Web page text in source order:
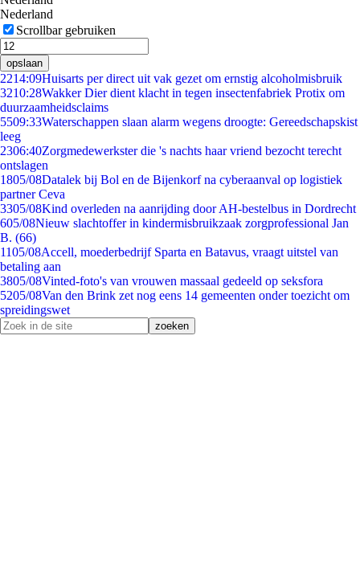
Nederland
Scrollbar gebruiken
opslaan
2214:09Huisarts per direct uit vak gezet om ernstig alcoholmisbruik
3210:28Wakker Dier dient klacht in tegen insectenfabriek Protix om
duurzaamheidsclaims
5509:33Waterschappen slaan alarm wegens droogte: Gereedschapskist
leeg
2306:40Zorgmedewerkster die 's nachts haar vriend bezocht terecht
ontslagen
1805/08Datalek bij Bol en de Bijenkorf na cyberaanval op logistiek
partner Ceva
3305/08Kind overleden na aanrijding door AH-bestelbus in Dordrecht
605/08Nieuw slachtoffer in kindermisbruikzaak zorgprofessional Jan
B. (66)
1105/08Accell, moederbedrijf Sparta en Batavus, vraagt uitstel van
betaling aan
3805/08Vinted-foto's van vrouwen massaal gedeeld op seksfora
5205/08Van den Brink zet nog eens 14 gemeenten onder toezicht om
spreidingswet